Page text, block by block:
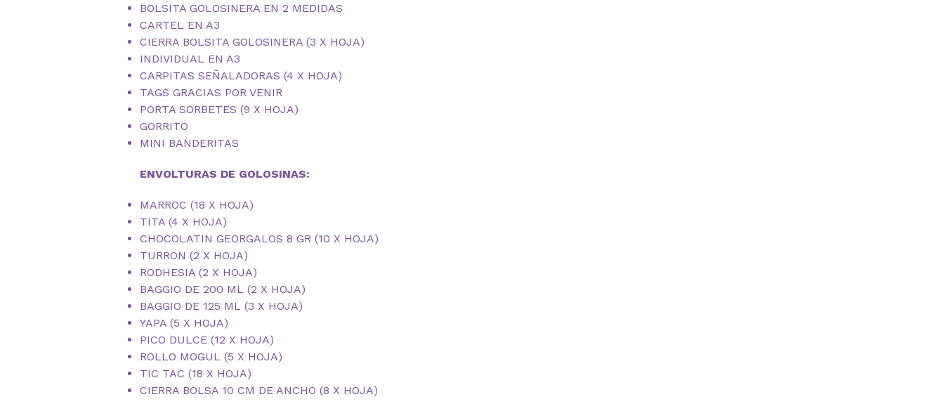
BOLSITA GOLOSINERA EN 2 MEDIDAS
CARTEL EN A3
CIERRA BOLSITA GOLOSINERA (3 X HOJA)
INDIVIDUAL EN A3
CARPITAS SEÑALADORAS (4 X HOJA)
TAGS GRACIAS POR VENIR
PORTA SORBETES (9 X HOJA)
GORRITO
MINI BANDERITAS
ENVOLTURAS DE GOLOSINAS:
MARROC (18 X HOJA)
TITA (4 X HOJA)
CHOCOLATIN GEORGALOS 8 GR (10 X HOJA)
TURRON (2 X HOJA)
RODHESIA (2 X HOJA)
BAGGIO DE 200 ML (2 X HOJA)
BAGGIO DE 125 ML (3 X HOJA)
YAPA (5 X HOJA)
PICO DULCE (12 X HOJA)
ROLLO MOGUL (5 X HOJA)
TIC TAC (18 X HOJA)
CIERRA BOLSA 10 CM DE ANCHO (8 X HOJA)